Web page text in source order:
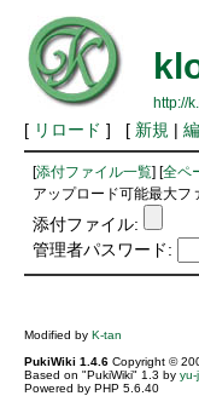
http://
[ リロード ] [ 新規 |
[添付ファイル一覧] [全ペ
アップロード可能最大フ
添付ファイル:
管理者パスワード:
Modified by K-tan
PukiWiki 1.4.6Copyright ©
Based on "PukiWiki" 1.3 by yu-
Powered by PHP 5.6.40